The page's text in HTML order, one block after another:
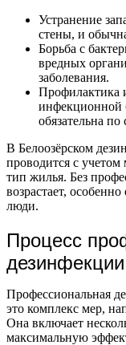
Устранение
стены, и
Борьба с
вредных
заболевания.
Профилактика
инфекционной
обязательна
В Белоозёрском
проводится с
тип жилья. Без
возрастает,
люди.
Процесс
Профессиональная
это комплекс мер,
Она включает
максимальную